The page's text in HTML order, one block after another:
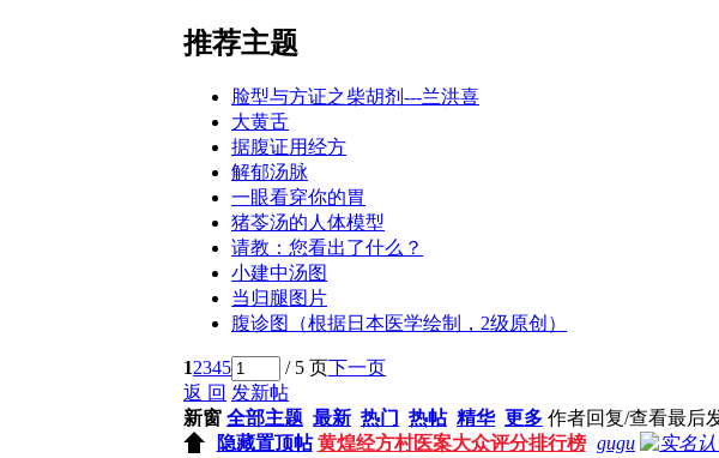
推荐主题
脸型与方证之柴胡剂---兰洪喜
大黄舌
据腹证用经方
解郁汤脉
一眼看穿你的胃
猪苓汤的人体模型
请教：您看出了什么？
小建中汤图
当归腿图片
腹诊图（根据日本医学绘制，2级原创）
12345 / 5 页下一页
返 回 发新帖
新窗 全部主题 最新 热门 热帖 精华 更多 作者回复/查看最后
隐藏置顶帖 黄煌经方村医案大众评分排行榜 gugu